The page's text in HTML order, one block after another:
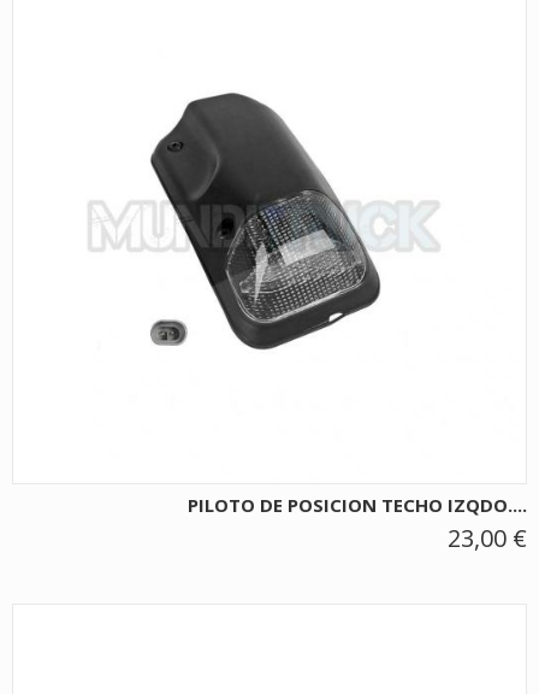
PILOTO DE POSICION TECHO IZQDO....
23,00 €